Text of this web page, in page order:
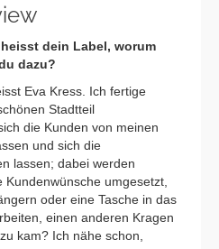
dein Label, worum
dazu?
Eva Kress. Ich fertige
Stadtteil
die Kunden von meinen
und sich die
lassen; dabei werden
umgesetzt,
oder eine Tasche in das
einen anderen Kragen
kam? Ich nähe schon,